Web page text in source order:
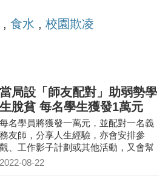
, 食水 , 校園欺凌
當局設「師友配對」助弱勢學
生脫貧 每名學生獲發1萬元
每名學員將獲發一萬元，並配對一名義
務友師，分享人生經驗，亦會安排參
觀、工作影子計劃或其他活動，又會幫
助培養正確理財觀念。
2022-08-22